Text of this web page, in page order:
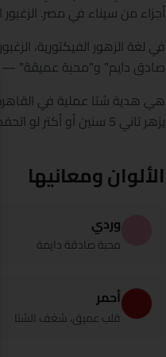
أجزاء من سيناء في مصر.
في لغة الزهور الفيكتورية،
صادق دايم" و"محبة عميقة" —
هي هدية شتا عملية في القاهرة:
يزهر تاني 5 سنين أو أكتر لو اتحفظ بارد وناشف خلال الصيف.
الألوان ومعانيها
وردي
محبة صادقة دايمة
أحمر
قلب عميق، شغف الشتا